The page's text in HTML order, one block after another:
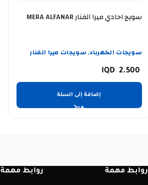
سويج احادي ميرا الفنار MERA ALFANAR
سويجات الكهرباء, سويجات ميرا الفنار
2.500
إضافة إلى السلة
روابط مهمة روابط مهمة